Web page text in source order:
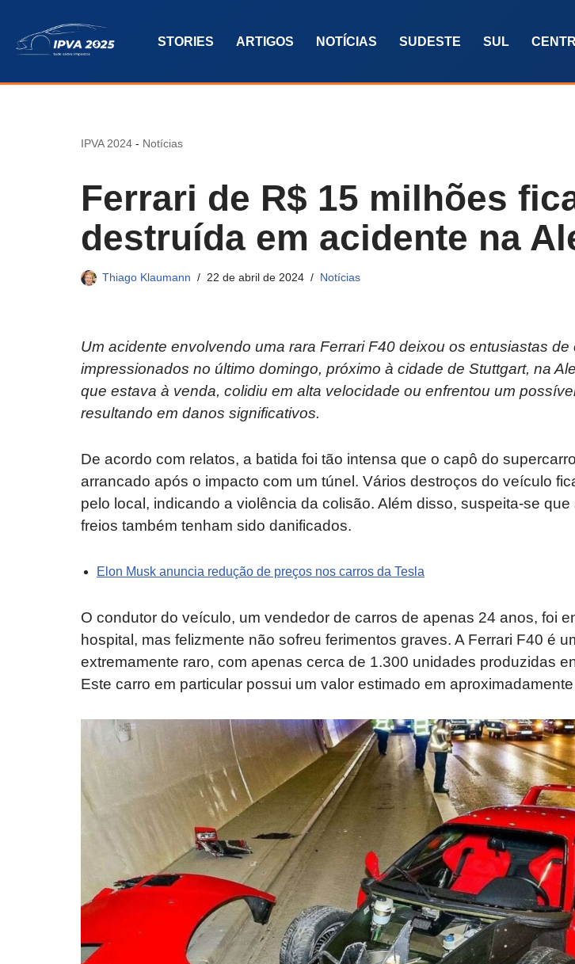
Pular
o
STORIES ARTIGOS NOTÍCIAS SUDESTE SUL
IPVA 2024 - Notícias
Ferrari de R$ 15 milhões
destruída em acidente na
Thiago Klaumann 22 de abril de 2024 Notícias
Um acidente envolvendo uma rara Ferrari F40 deixou os entusiastas de
impressionados no último domingo, próximo à cidade de Stuttgart, na
que estava à venda, colidiu em alta velocidade ou enfrentou um
resultando em danos significativos.
De acordo com relatos, a batida foi tão intensa que o capô do
arrancado após o impacto com um túnel. Vários destroços do veículo
pelo local, indicando a violência da colisão. Além disso, suspeita-se
freios também tenham sido danificados.
Elon Musk anuncia redução de preços nos carros da Tesla
O condutor do veículo, um vendedor de carros de apenas 24 anos, foi
hospital, mas felizmente não sofreu ferimentos graves. A Ferrari F40 é
extremamente raro, com apenas cerca de 1.300 unidades produzidas
Este carro em particular possui um valor estimado em